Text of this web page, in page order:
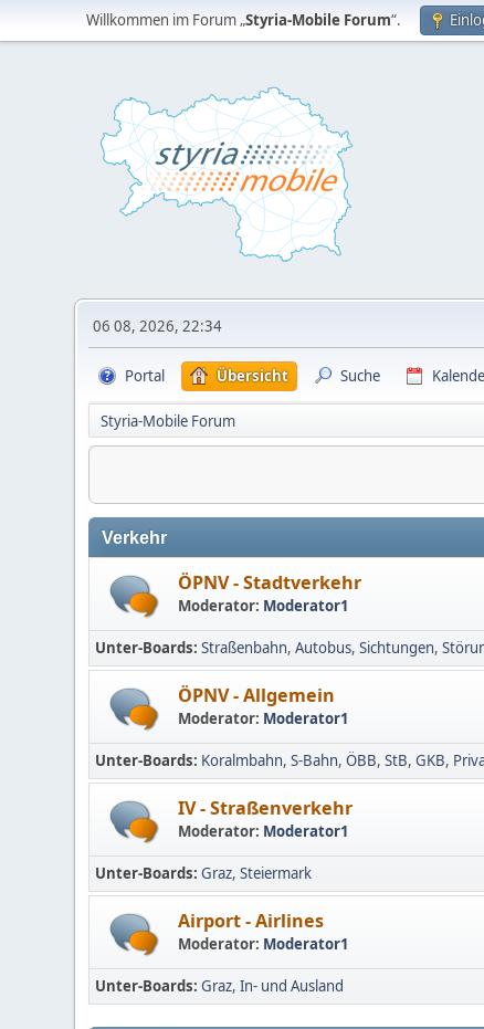
Willkommen im Forum „Styria-Mobile Forum“.
06 08, 2026, 22:34
Portal Übersicht Suche
Styria-Mobile Forum
Verkehr
ÖPNV - Stadtverkehr
Moderator: Moderator1
Unter-Boards Straßenbahn Autobus Sichtungen
ÖPNV - Allgemein
Moderator: Moderator1
Unter-Boards Koralmbahn S-Bahn ÖBB StB GKB
IV - Straßenverkehr
Moderator: Moderator1
Unter-Boards Graz Steiermark
Airport - Airlines
Moderator: Moderator1
Unter-Boards Graz In- und Ausland